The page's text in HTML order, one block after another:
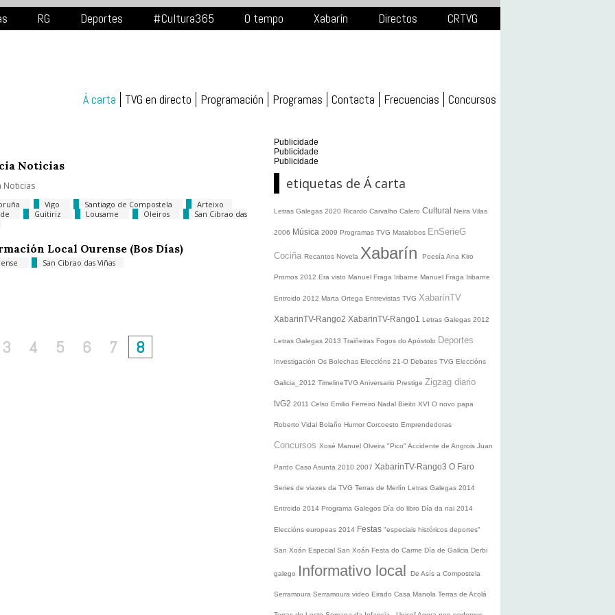
RG Deportes #Cultura365 O tempo Xabarín Directos CRTVG
Á carta TVG en directo Programación Programas Contacta Frecuencias Concursos
Noticias
Noticias
Vigo Santiago de Compostela
Arteixo
Guitiriz Lousame Oleiros
San Cibrao das
Local Ourense (Bos Días)
San Cibrao das Viñas
3 4 5 6 7 8
Publicidade
Publicidade
Publicidade
etiquetas de Á carta
Letras Galegas 2020 Ricardo Carvalho Calero Cultural Neira Vilas
2006 Música 2009 Programas TVG Matalobos EnSerieG
Cociña Recantos Novela Xabarín Poesía Ana Kiro
Promos 2012 Era visto Manuel Fraga Iribarne Manuel Fraga Iribarne
Entroido 2012 Marta Ortega Entrevistas TVG XabarínTV
XabarinTV-Rango2 XabarinTV-Rango1 Letras Galegas 2012
Letras Galegas 2013 Traiñeiras Fogos do Apóstolo Deportes
Investigación Os Bolechas Eleccións 21-O Debates TVG Eleccións
Galicia_2012 TimelineTVG Aniversario Prestige Zigzag diario
tvG2 2011 Celso Emilio Ferreiro Nadal Bieito XVI O novo papa
Roberto Vidal Bolaño Humor Corcoesto Emprendedoras
Concursos Xosé Manuel Olveira "Pico" Accidente de Angrois Juan
Pardo Caso Asunta 2010 2007 XabarinTV-Rango3 O Faro
Series de viaxes da TVG Terras de Merlín Letras Galegas 2014
Entroido 2014 Programa Galegos Día do libro Día da nai 2014
Eleccións europeas 2014 Festas "especiais históricos deportes"
San Xoán Especial San Xoán Festa do Carme Día de Galicia Derbi
galego Informativo local De Asís a Compostela
Serramoura Serramoura video Eirado Casa Manola Terras de Acolá